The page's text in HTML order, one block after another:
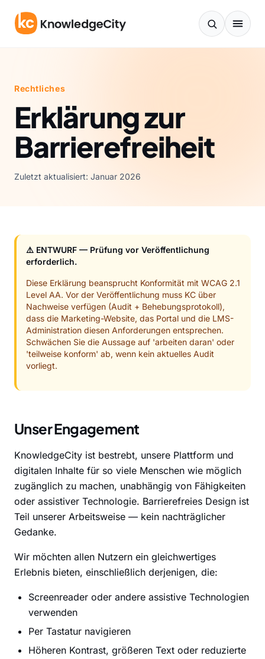
Rechtliches
Erklärung zur
Barrierefreiheit
Zuletzt aktualisiert: Januar 2026
⚠️ ENTWURF — Prüfung vor Veröffentlichung
erforderlich.
Diese Erklärung beansprucht Konformität mit WCAG 2.1
Level AA. Vor der Veröffentlichung muss KC über
Nachweise verfügen (Audit + Behebungsprotokoll),
dass die Marketing-Website, das Portal und die LMS-
Administration diesen Anforderungen entsprechen.
Schwächen Sie die Aussage auf 'arbeiten daran' oder
'teilweise konform' ab, wenn kein aktuelles Audit
vorliegt.
Unser Engagement
KnowledgeCity ist bestrebt, unsere Plattform und
digitalen Inhalte für so viele Menschen wie möglich
zugänglich zu machen, unabhängig von Fähigkeiten
oder assistiver Technologie. Barrierefreies Design ist
Teil unserer Arbeitsweise — kein nachträglicher
Gedanke.
Wir möchten allen Nutzern ein gleichwertiges
Erlebnis bieten, einschließlich derjenigen, die:
Screenreader oder andere assistive Technologien
verwenden
Per Tastatur navigieren
Höheren Kontrast, größeren Text oder reduzierte